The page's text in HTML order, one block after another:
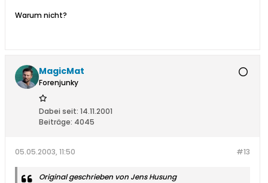
Warum nicht?
MagicMat
Forenjunky
Dabei seit: 14.11.2001
Beiträge: 4045
#13
05.05.2003, 11:50
Original geschrieben von Jens Husung